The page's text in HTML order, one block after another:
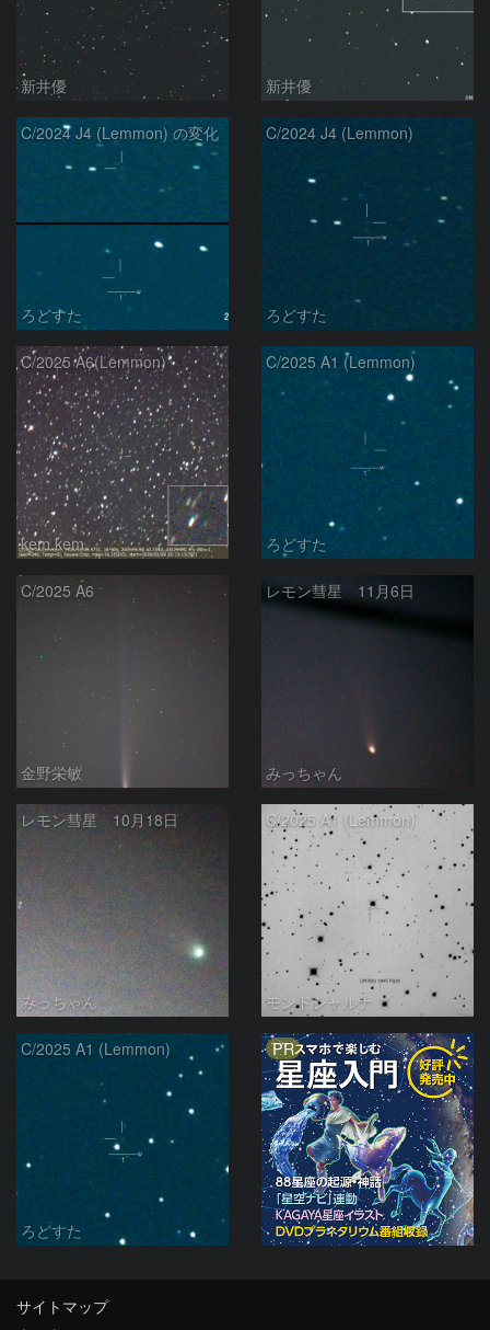
新井優 新井優
C/2024 J4 (Lemmon) の変化
ろどすた
C/2024 J4 (Lemmon)
ろどすた
C/2025 A6(Lemmon)
kem.kem
C/2025 A1 (Lemmon)
ろどすた
C/2025 A6
金野栄敏
レモン彗星 11月6日
みっちゃん
レモン彗星 10月18日
みっちゃん
C/2025 A1 (Lemmon)
モンドシャルナ
C/2025 A1 (Lemmon)
ろどすた
PR
サイトマップ